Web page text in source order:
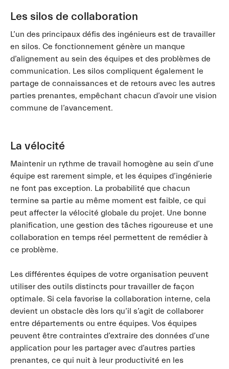
Les silos de collaboration
L’un des principaux défis des ingénieurs est de travailler
en silos. Ce fonctionnement génère un manque
d’alignement au sein des équipes et des problèmes de
communication. Les silos compliquent également le
partage de connaissances et de retours avec les autres
parties prenantes, empêchant chacun d’avoir une vision
commune de l’avancement.
La vélocité
Maintenir un rythme de travail homogène au sein d’une
équipe est rarement simple, et les équipes d’ingénierie
ne font pas exception. La probabilité que chacun
termine sa partie au même moment est faible, ce qui
peut affecter la vélocité globale du projet. Une bonne
planification, une gestion des tâches rigoureuse et une
collaboration en temps réel permettent de remédier à
ce problème.
Les différentes équipes de votre organisation peuvent
utiliser des outils distincts pour travailler de façon
optimale. Si cela favorise la collaboration interne, cela
devient un obstacle dès lors qu’il s’agit de collaborer
entre départements ou entre équipes. Vos équipes
peuvent être contraintes d’extraire des données d’une
application pour les partager avec d’autres parties
prenantes, ce qui nuit à leur productivité en les